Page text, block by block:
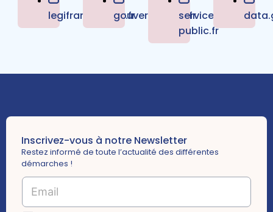
legifrance.gouv.frgouvernement.frservice-
public.fr
Inscrivez-vous à notre Newsletter
Restez informé de toute l’actualité des différentes
démarches !
E
a